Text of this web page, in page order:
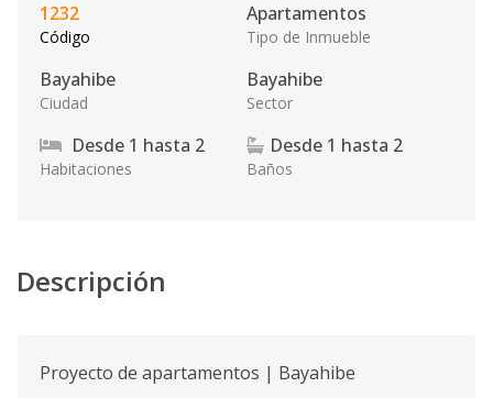
1232
Código
Apartamentos
Tipo de Inmueble
Bayahibe
Ciudad
Bayahibe
Sector
Desde 1 hasta 2
Habitaciones
Desde 1 hasta 2
Baños
Descripción
Proyecto de apartamentos | Bayahibe